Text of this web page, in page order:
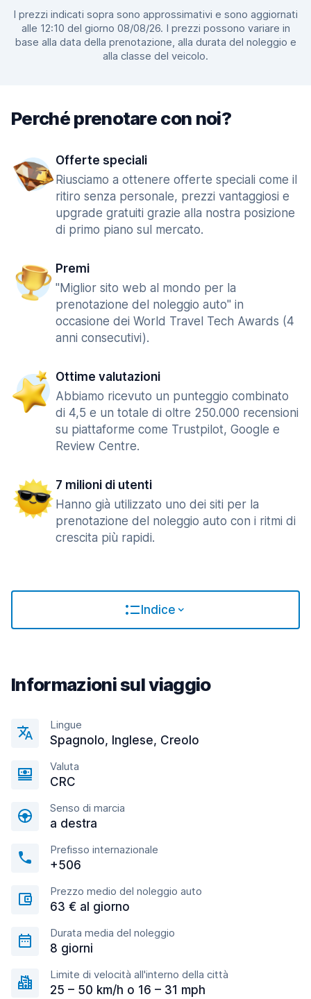
I prezzi indicati sopra sono approssimativi e sono aggiornati
alle 12:10 del giorno 08/08/26. I prezzi possono variare in
base alla data della prenotazione, alla durata del noleggio e
alla classe del veicolo.
Perché prenotare con noi?
Offerte speciali
Riusciamo a ottenere offerte speciali come il
ritiro senza personale, prezzi vantaggiosi e
upgrade gratuiti grazie alla nostra posizione
di primo piano sul mercato.
Premi
"Miglior sito web al mondo per la
prenotazione del noleggio auto" in
occasione dei World Travel Tech Awards (4
anni consecutivi).
Ottime valutazioni
Abbiamo ricevuto un punteggio combinato
di 4,5 e un totale di oltre 250.000 recensioni
su piattaforme come Trustpilot, Google e
Review Centre.
7 milioni di utenti
Hanno già utilizzato uno dei siti per la
prenotazione del noleggio auto con i ritmi di
crescita più rapidi.
Indice
Informazioni sul viaggio
Lingue
Spagnolo, Inglese, Creolo
Valuta
CRC
Senso di marcia
a destra
Prefisso internazionale
+506
Prezzo medio del noleggio auto
63 € al giorno
Durata media del noleggio
8 giorni
Limite di velocità all'interno della città
25 – 50 km/h o 16 – 31 mph